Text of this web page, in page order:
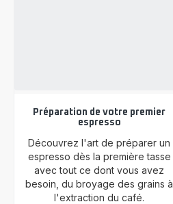
Préparation de votre premier
espresso
Découvrez l'art de préparer un
espresso dès la première tasse
avec tout ce dont vous avez
besoin, du broyage des grains à
l'extraction du café.